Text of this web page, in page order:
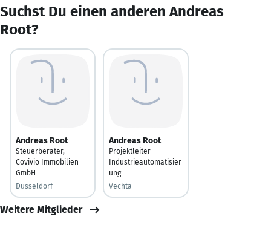
Suchst Du einen anderen Andreas
Root?
Andreas Root
Steuerberater,
Covivio Immobilien
GmbH
Düsseldorf
Andreas Root
Projektleiter
Industrieautomatisier
ung
Vechta
Weitere Mitglieder